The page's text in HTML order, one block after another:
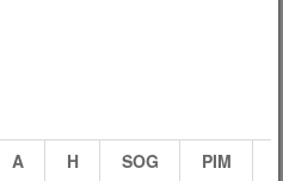
A H SOG PIM